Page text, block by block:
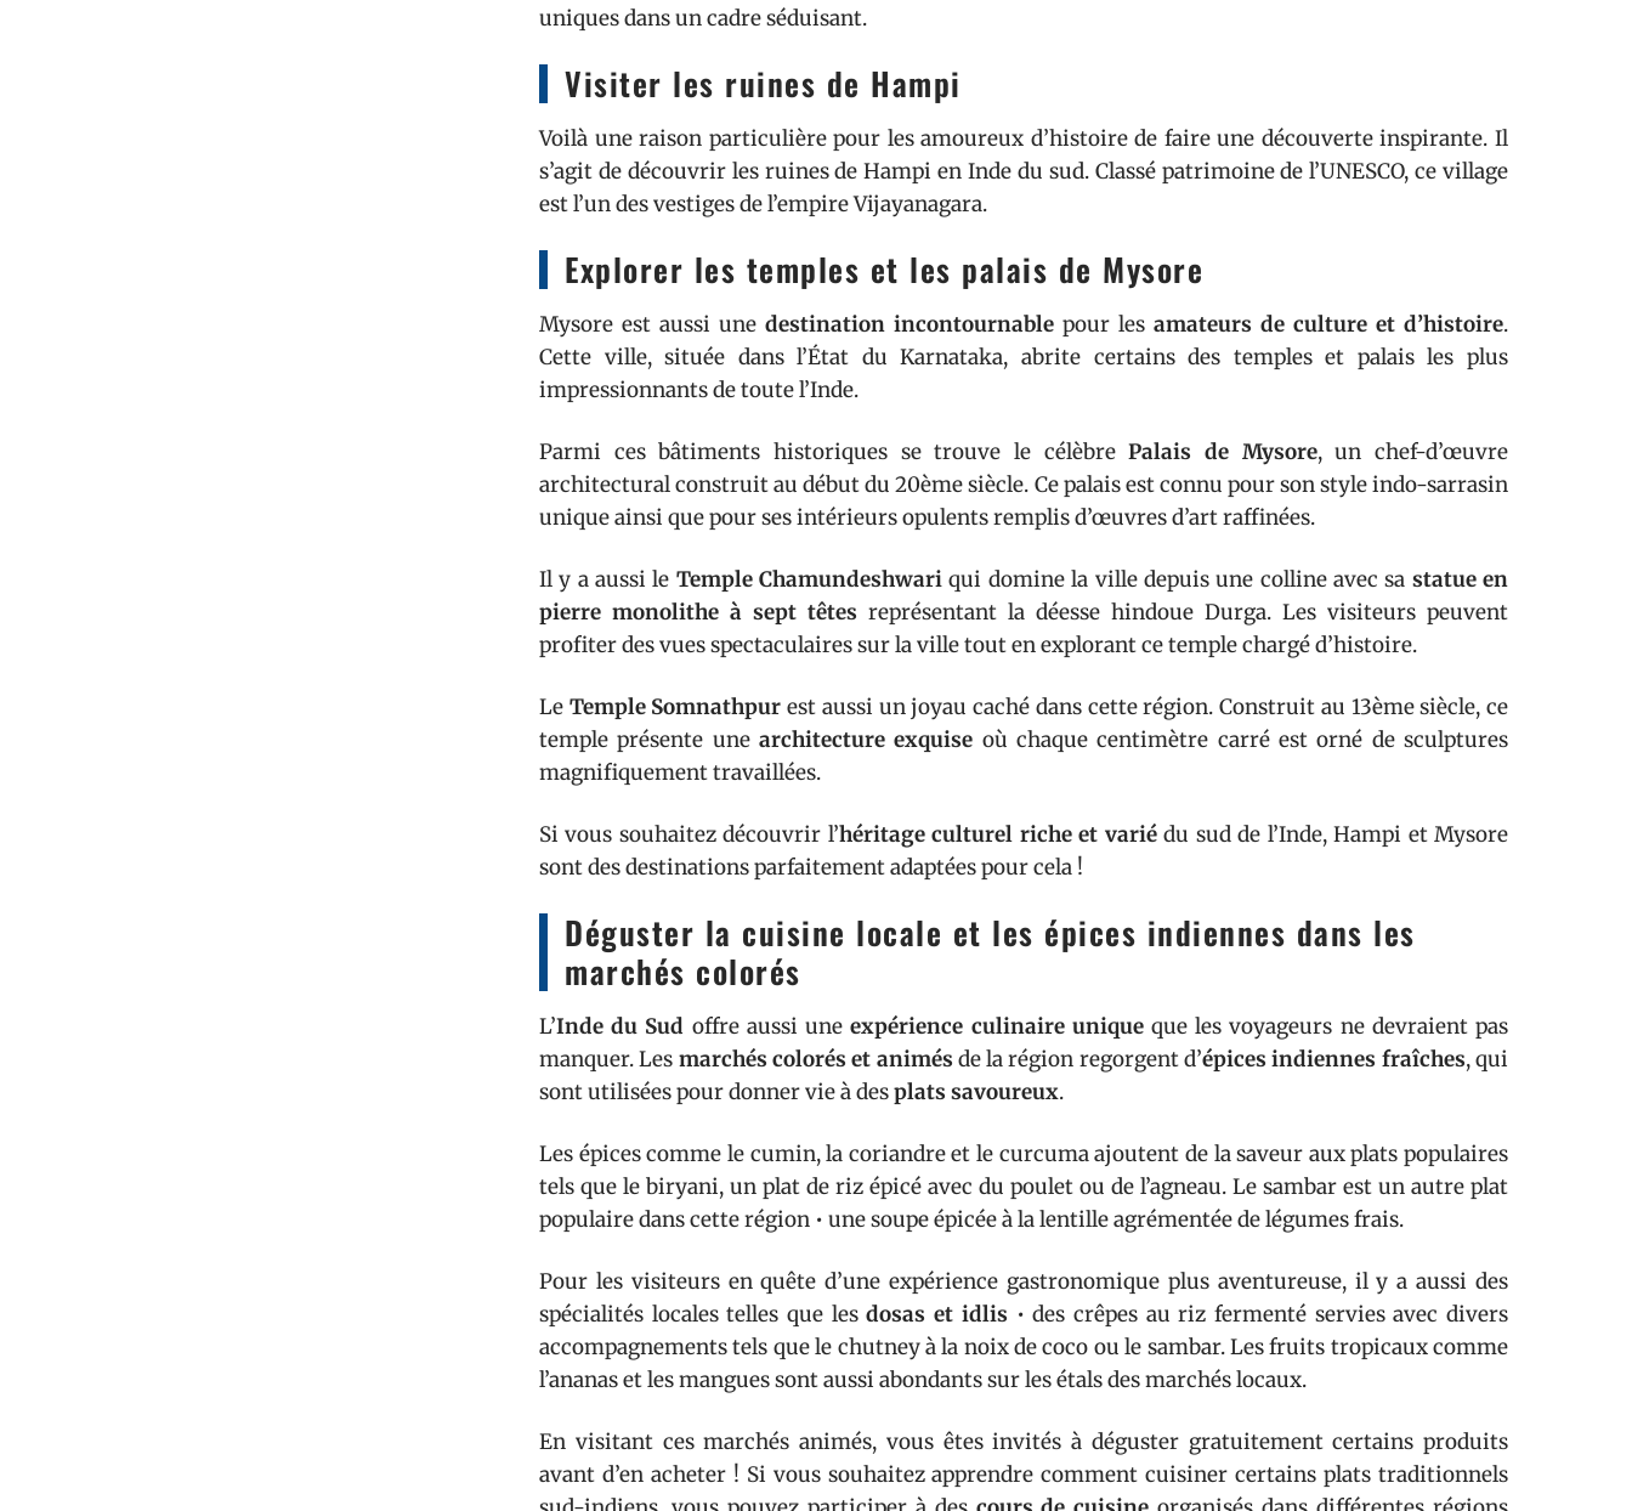
uniques dans un cadre séduisant.
Visiter les ruines de Hampi
Voilà une raison particulière pour les amoureux d’histoire de faire une découverte inspirante. Il
s’agit de découvrir les ruines de Hampi en Inde du sud. Classé patrimoine de l’UNESCO, ce village
est l’un des vestiges de l’empire Vijayanagara.
Explorer les temples et les palais de Mysore
Mysore est aussi une destination incontournable pour les amateurs de culture et d’histoire.
Cette ville, située dans l’État du Karnataka, abrite certains des temples et palais les plus
impressionnants de toute l’Inde.
Parmi ces bâtiments historiques se trouve le célèbrePalais de Mysore, un chef-d’œuvre
architectural construit au début du 20ème siècle. Ce palais est connu pour son style indo-sarrasin
unique ainsi que pour ses intérieurs opulents remplis d’œuvres d’art raffinées.
Il y a aussi le Temple Chamundeshwari qui domine la ville depuis une colline avec sa statue en
pierre monolithe à sept têtes représentant la déesse hindoue Durga. Les visiteurs peuvent
profiter des vues spectaculaires sur la ville tout en explorant ce temple chargé d’histoire.
Le Temple Somnathpur est aussi un joyau caché dans cette région. Construit au 13ème siècle, ce
temple présente une architecture exquise où chaque centimètre carré est orné de sculptures
magnifiquement travaillées.
Si vous souhaitez découvrir l’héritage culturel riche et variédu sud de l’Inde, Hampi et Mysore
sont des destinations parfaitement adaptées pour cela !
Déguster la cuisine locale et les épices indiennes dans les
marchés colorés
L’Inde du Sud offre aussi uneexpérience culinaire uniqueque les voyageurs ne devraient pas
manquer. Les marchés colorés et animés de la région regorgent d’épices indiennes fraîches, qui
sont utilisées pour donner vie à desplats savoureux.
Les épices comme le cumin, la coriandre et le curcuma ajoutent de la saveur aux plats populaires
tels que le biryani, un plat de riz épicé avec du poulet ou de l’agneau. Le sambar est un autre plat
populaire dans cette région • une soupe épicée à la lentille agrémentée de légumes frais.
Pour les visiteurs en quête d’une expérience gastronomique plus aventureuse, il y a aussi des
spécialités locales telles que lesdosas et idlis • des crêpes au riz fermenté servies avec divers
accompagnements tels que le chutney à la noix de coco ou le sambar. Les fruits tropicaux comme
l’ananas et les mangues sont aussi abondants sur les étals des marchés locaux.
En visitant ces marchés animés, vous êtes invités à déguster gratuitement certains produits
avant d’en acheter ! Si vous souhaitez apprendre comment cuisiner certains plats traditionnels